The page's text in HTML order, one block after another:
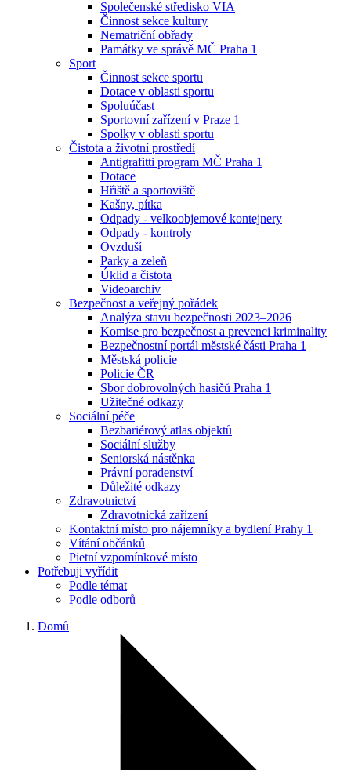
Společenské středisko VIA
Činnost sekce kultury
Nematriční obřady
Památky ve správě MČ Praha 1
Sport
Činnost sekce sportu
Dotace v oblasti sportu
Spoluúčast
Sportovní zařízení v Praze 1
Spolky v oblasti sportu
Čistota a životní prostředí
Antigrafitti program MČ Praha 1
Dotace
Hřiště a sportoviště
Kašny, pítka
Odpady - velkoobjemové kontejnery
Odpady - kontroly
Ovzduší
Parky a zeleň
Úklid a čistota
Videoarchiv
Bezpečnost a veřejný pořádek
Analýza stavu bezpečnosti 2023–2026
Komise pro bezpečnost a prevenci kriminality
Bezpečnostní portál městské části Praha 1
Městská policie
Policie ČR
Sbor dobrovolných hasičů Praha 1
Užitečné odkazy
Sociální péče
Bezbariérový atlas objektů
Sociální služby
Seniorská nástěnka
Právní poradenství
Důležité odkazy
Zdravotnictví
Zdravotnická zařízení
Kontaktní místo pro nájemníky a bydlení Prahy 1
Vítání občánků
Pietní vzpomínkové místo
Potřebuji vyřídit
Podle témat
Podle odborů
Domů